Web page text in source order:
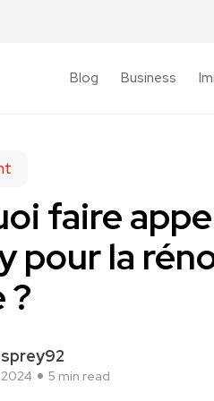
Blog Business
faire
pour la
?
2024 5 min read